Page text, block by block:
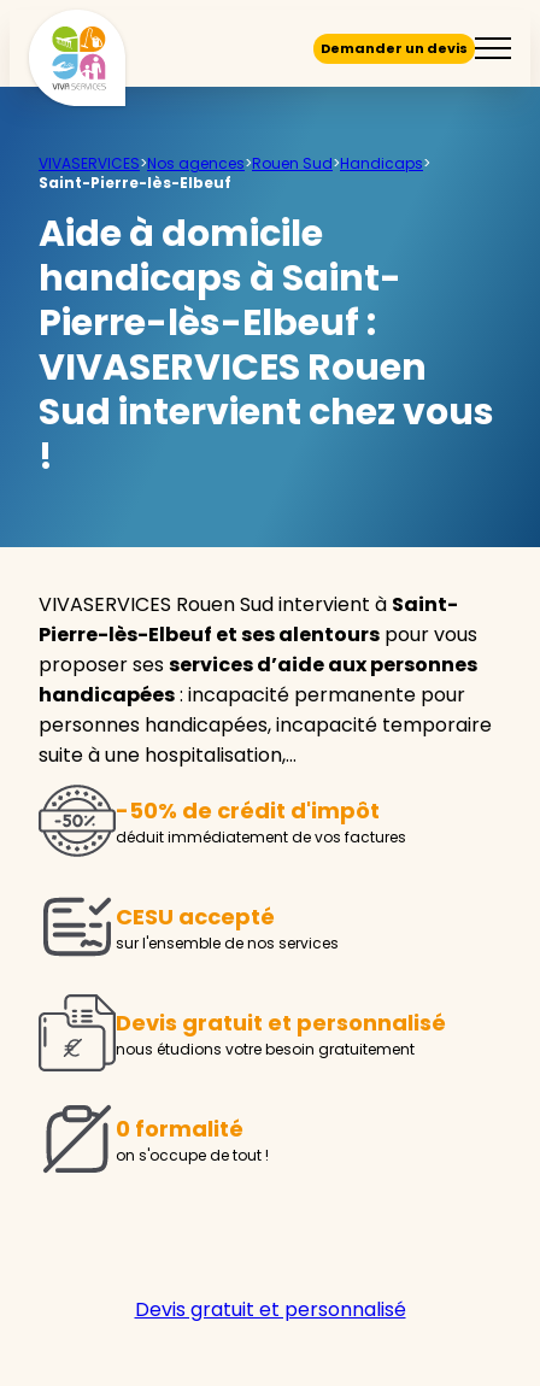
Demander un devis
VIVASERVICES>Nos agences>Rouen Sud>Handicaps>
Saint-Pierre-lès-Elbeuf
Aide à domicile
handicaps à Saint-
Pierre-lès-Elbeuf :
VIVASERVICES Rouen
Sud intervient chez vous
!
VIVASERVICES Rouen Sud intervient à Saint-
Pierre-lès-Elbeuf et ses alentours pour vous
proposer sesservices d’aide aux personnes
handicapées: incapacité permanente pour
personnes handicapées, incapacité temporaire
suite à une hospitalisation,…
-50% de crédit d'impôt
déduit immédiatement de vos factures
CESU accepté
sur l'ensemble de nos services
Devis gratuit et personnalisé
nous étudions votre besoin gratuitement
0 formalité
on s'occupe de tout !
Devis gratuit et personnalisé